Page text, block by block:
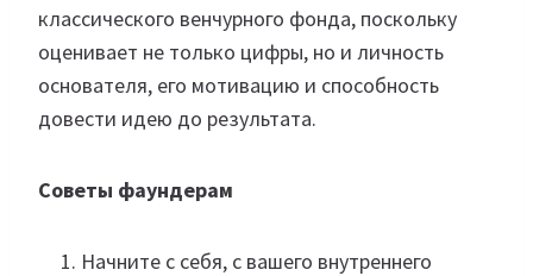
классического венчурного фонда, поскольку
оценивает не только цифры, но и личность
основателя, его мотивацию и способность
довести идею до результата.
Советы фаундерам
Начните с себя, с вашего внутреннего